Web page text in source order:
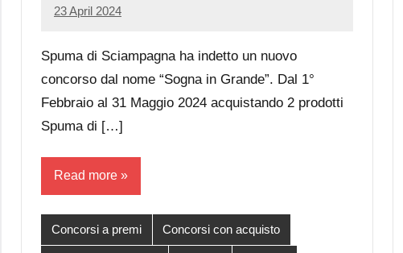
23 April 2024
Luca
No
Spuma di Sciampagna ha indetto un nuovo
concorso dal nome “Sogna in Grande”. Dal 1°
Febbraio al 31 Maggio 2024 acquistando 2 prodotti
Spuma di […]
Read more
Concorsi a premi Concorsi con acquisto